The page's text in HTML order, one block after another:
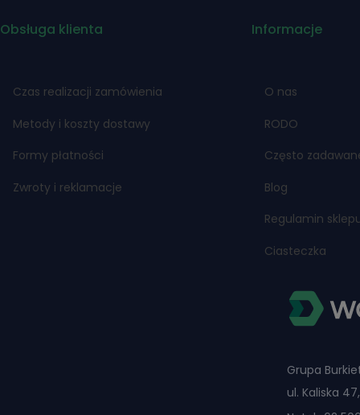
Obsługa klienta
Czas realizacji zamówienia
Metody i koszty dostawy
Formy płatności
Zwroty i reklamacje
Informacje
O nas
RODO
Często
Blog
Regulamin
Ciasteczka
Grupa
ul. Kaliska